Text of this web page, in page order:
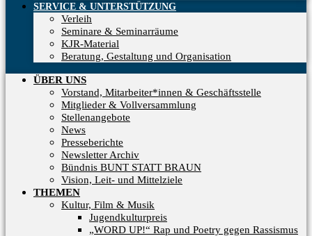
SERVICE & UNTERSTÜTZUNG
Verleih
Seminare & Seminarräume
KJR-Material
Beratung, Gestaltung und Organisation
ÜBER UNS
Vorstand, Mitarbeiter*innen & Geschäftsstelle
Mitglieder & Vollversammlung
Stellenangebote
News
Presseberichte
Newsletter Archiv
Bündnis BUNT STATT BRAUN
Vision, Leit- und Mittelziele
THEMEN
Kultur, Film & Musik
Jugendkulturpreis
„WORD UP!“ Rap und Poetry gegen Rassismus